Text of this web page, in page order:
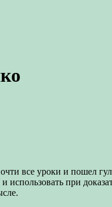
все уроки и пошел
при